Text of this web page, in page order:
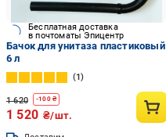
Бесплатная доставка
в почтоматы Эпицентр
Бачок для унитаза пластиковый
6 л
1
1 620 -100₴
1 520 ₴/шт.